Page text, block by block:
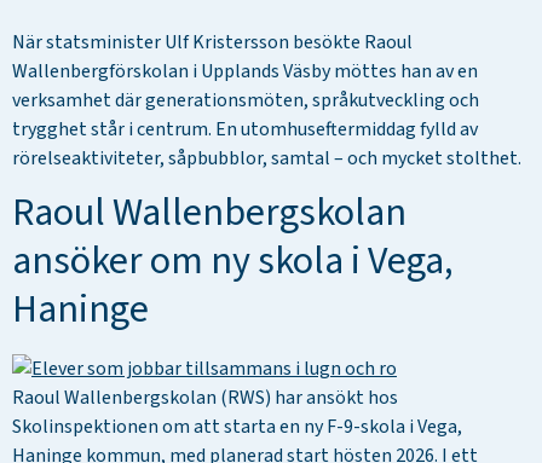
När statsminister Ulf Kristersson besökte Raoul
Wallenbergförskolan i Upplands Väsby möttes han av en
verksamhet där generationsmöten, språkutveckling och
trygghet står i centrum. En utomhuseftermiddag fylld av
rörelseaktiviteter, såpbubblor, samtal – och mycket stolthet.
Raoul Wallenbergskolan
ansöker om ny skola i Vega,
Haninge
Raoul Wallenbergskolan (RWS) har ansökt hos
Skolinspektionen om att starta en ny F-9-skola i Vega,
Haninge kommun, med planerad start hösten 2026. I ett